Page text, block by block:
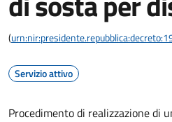
(
Servizio attivo
Procedimento di realizzazione di